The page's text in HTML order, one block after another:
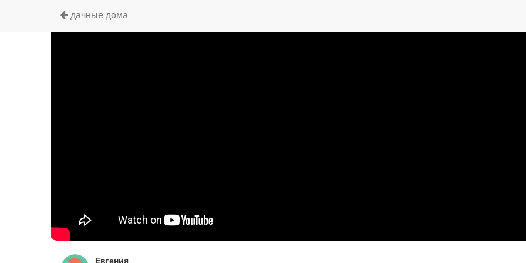
дачные дома
Евгения